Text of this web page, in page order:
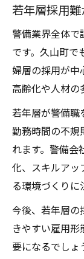
若年層採用
警備業界全体で
です。久山町で
婦層の採用が中
高齢化や人材の
若年層が警備職
勤務時間の不規
れます。警備会
化、スキルアッ
る環境づくりに
今後、若年層の
きやすい雇用
要になるでしょ